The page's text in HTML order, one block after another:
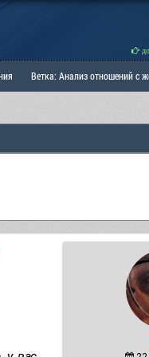
Ветка: Анализ отношений с